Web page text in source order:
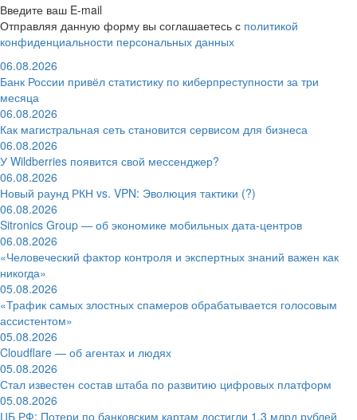
Введите ваш E-mail
Отправляя данную форму вы соглашаетесь с политикой
конфиденциальности персональных данных
06.08.2026
Банк России привёл статистику по киберпреступности за три
месяца
06.08.2026
Как магистральная сеть становится сервисом для бизнеса
06.08.2026
У Wildberries появится свой мессенджер?
06.08.2026
Новый раунд РКН vs. VPN: Эволюция тактики (?)
06.08.2026
Sitronics Group — об экономике мобильных дата-центров
06.08.2026
«Человеческий фактор контроля и экспертных знаний важен как
никогда»
05.08.2026
«Трафик самых злостных спамеров обрабатывается голосовым
ассистентом»
05.08.2026
Cloudflare — об агентах и людях
05.08.2026
Стал известен состав штаба по развитию цифровых платформ
05.08.2026
ЦБ РФ: Потери по банковским картам достигли 1,3 млрд рублей